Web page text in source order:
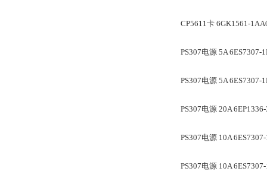
CP5611卡 6GK1561-
PS307电源 5A 6ES7307-
PS307电源 5A 6ES7307-
PS307电源 20A
PS307电源 10A
PS307电源 10A